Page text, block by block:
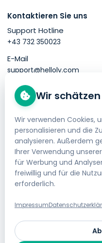
Kontaktieren Sie uns
Support Hotline
+43 732 350023
E-Mail
support@helloly.com
Gut zu wissen
Webhosting bestellen
Impressum
AGB
Datenschutzerklärung
Geld-zurück-Garantie
Gratis Website Umzug
Jobs bei helloly
Wir
Wir verwenden Cookies,
personalisieren und die
analysieren. Außerdem
Ihrer Verwendung
für Werbung und
freiwillig und für die
erforderlich.
Impressum